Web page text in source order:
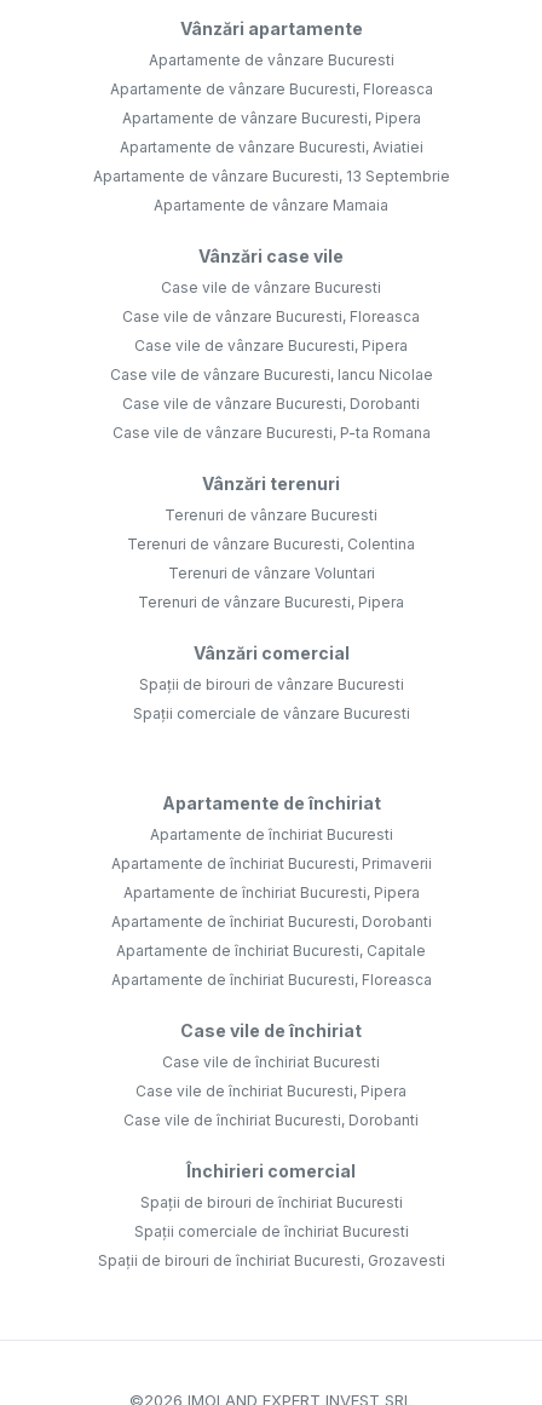
Vânzări apartamente
Apartamente de vânzare Bucuresti
Apartamente de vânzare Bucuresti, Floreasca
Apartamente de vânzare Bucuresti, Pipera
Apartamente de vânzare Bucuresti, Aviatiei
Apartamente de vânzare Bucuresti, 13 Septembrie
Apartamente de vânzare Mamaia
Vânzări case vile
Case vile de vânzare Bucuresti
Case vile de vânzare Bucuresti, Floreasca
Case vile de vânzare Bucuresti, Pipera
Case vile de vânzare Bucuresti, Iancu Nicolae
Case vile de vânzare Bucuresti, Dorobanti
Case vile de vânzare Bucuresti, P-ta Romana
Vânzări terenuri
Terenuri de vânzare Bucuresti
Terenuri de vânzare Bucuresti, Colentina
Terenuri de vânzare Voluntari
Terenuri de vânzare Bucuresti, Pipera
Vânzări comercial
Spații de birouri de vânzare Bucuresti
Spații comerciale de vânzare Bucuresti
Apartamente de închiriat
Apartamente de închiriat Bucuresti
Apartamente de închiriat Bucuresti, Primaverii
Apartamente de închiriat Bucuresti, Pipera
Apartamente de închiriat Bucuresti, Dorobanti
Apartamente de închiriat Bucuresti, Capitale
Apartamente de închiriat Bucuresti, Floreasca
Case vile de închiriat
Case vile de închiriat Bucuresti
Case vile de închiriat Bucuresti, Pipera
Case vile de închiriat Bucuresti, Dorobanti
Închirieri comercial
Spații de birouri de închiriat Bucuresti
Spații comerciale de închiriat Bucuresti
Spații de birouri de închiriat Bucuresti, Grozavesti
©2026 IMOLAND EXPERT INVEST SRL